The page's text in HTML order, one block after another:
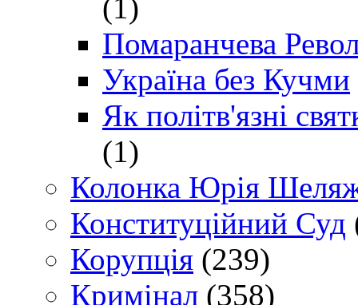
(1)
Помаранчева
Україна без Кучми
Як політв'язні
(1)
Колонка Юрія
Конституційний Суд
Корупція (239)
Кримінал (358)